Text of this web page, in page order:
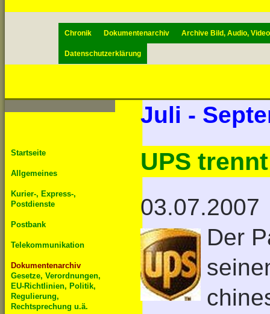
Chronik Dokumentenarchiv Archive Bild, Audio, Video
Datenschutzerklärung
Startseite
Allgemeines
Kurier-, Express-,
Postdienste
Postbank
Telekommunikation
Dokumentenarchiv
Gesetze, Verordnungen,
EU-Richtlinien, Politik,
Regulierung,
Rechtsprechung u.ä.
Juli -
UPS
03.07.2007
Der